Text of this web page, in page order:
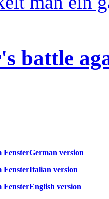
battle
German version
Italian version
English version